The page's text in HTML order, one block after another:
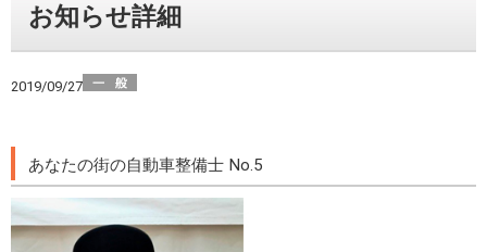
お知らせ詳細
2019/09/27
あなたの街の自動車整備士 No.5